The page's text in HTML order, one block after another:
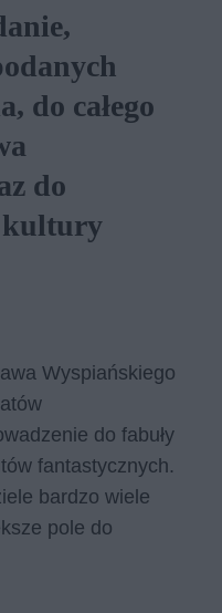
do całego
do
kultury
Wyspiańskiego
do fabuły
fantastycznych.
bardzo wiele
pole do